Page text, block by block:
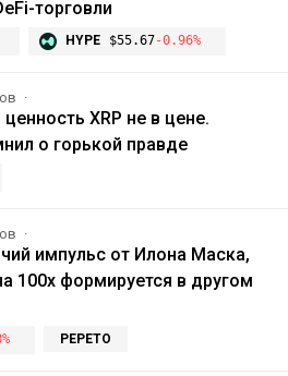
торговли
HYPE $55.67-0.96%
XRP не в цене.
о горькой правде
импульс от Илона Маска,
100x формируется в другом
PEPETO